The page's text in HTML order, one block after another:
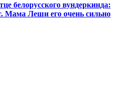
белорусского вундеркинда:
Мама Леши его очень сильно